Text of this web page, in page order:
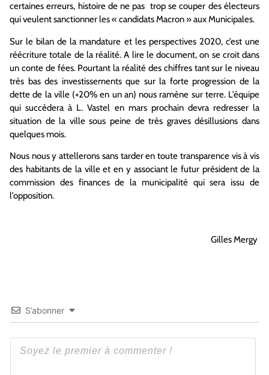
certaines erreurs, histoire de ne pas trop se couper des électeurs
qui veulent sanctionner les « candidats Macron » aux Municipales.
Sur le bilan de la mandature et les perspectives 2020, c’est une
réécriture totale de la réalité. A lire le document, on se croit dans
un conte de fées. Pourtant la réalité des chiffres tant sur le niveau
très bas des investissements que sur la forte progression de la
dette de la ville (+20% en un an) nous ramène sur terre. L’équipe
qui succèdera à L. Vastel en mars prochain devra redresser la
situation de la ville sous peine de très graves désillusions dans
quelques mois.
Nous nous y attellerons sans tarder en toute transparence vis à vis
des habitants de la ville et en y associant le futur président de la
commission des finances de la municipalité qui sera issu de
l’opposition.
Gilles Mergy
S’abonner